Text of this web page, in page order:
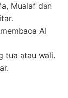
Mualaf dan
Al
tua atau wali.